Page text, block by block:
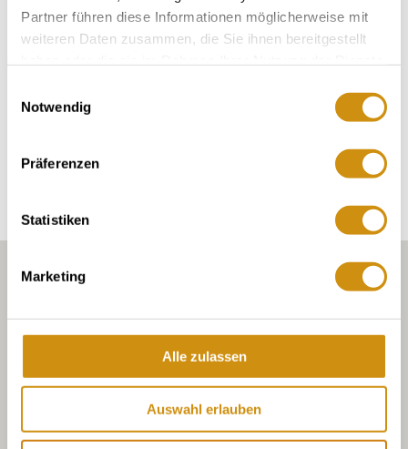
Partner führen diese Informationen möglicherweise mit
weiteren Daten zusammen, die Sie ihnen bereitgestellt
Notwendig
Präferenzen
Statistiken
Marketing
Alle zulassen
Auswahl erlauben
Weingut Axel Schmitt
mehr erfahren